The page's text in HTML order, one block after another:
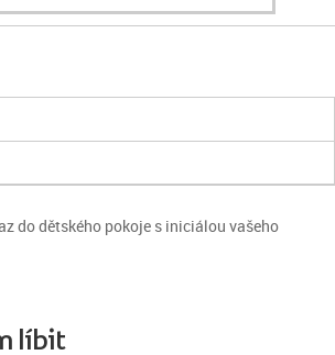
do dětského pokoje s iniciálou vašeho
líbit